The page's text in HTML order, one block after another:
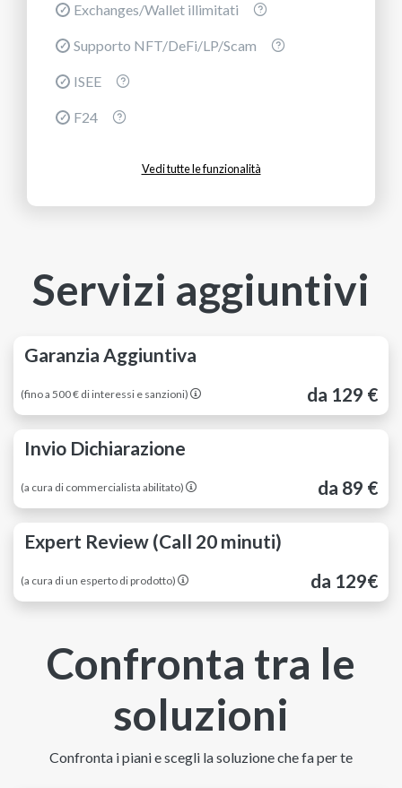
Exchanges/Wallet illimitati
Supporto NFT/DeFi/LP/Scam
ISEE
F24
Vedi tutte le funzionalità
Servizi aggiuntivi
Garanzia Aggiuntiva
(fino a 500 € di interessi e sanzioni) da 129 €
Invio Dichiarazione
(a cura di commercialista abilitato) da 89 €
Expert Review (Call 20 minuti)
(a cura di un esperto di prodotto) da 129€
Confronta tra le
soluzioni
Confronta i piani e scegli la soluzione che fa per te